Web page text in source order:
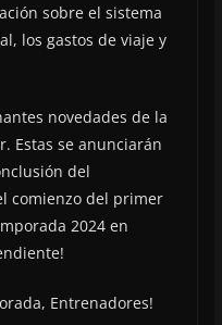
sobre el sistema
los gastos de viaje y
novedades de la
Estas se anunciarán
del
comienzo del primer
2024 en
Entrenadores!